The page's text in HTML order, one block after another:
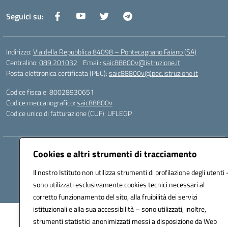
Cookies e altri strumenti di tracciamento
Il nostro Istituto non utilizza strumenti di profilazione degli utenti
sono utilizzati esclusivamente cookies tecnici necessari al
corretto funzionamento del sito, alla fruibilità dei servizi
istituzionali e alla sua accessibilità – sono utilizzati, inoltre,
strumenti statistici anonimizzati messi a disposizione da Web
Seguici su:
Indirizzo:Via della Repubblica 84098 – Pontecagnano Faiano (SA)
Centralino:089 201032 Email:saic88800v@istruzione.it
Posta elettronica certificata (PEC):saic88800v@pec.istruzione.it
Codice fiscale: 80028930651
Codice meccanografico:saic88800v
Codice unico di fatturazione (CUF): UFLEGP
Hosting & Powered by 3D Solution S.r.l.